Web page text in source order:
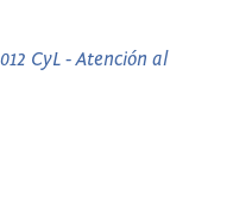
CyL - Atención al